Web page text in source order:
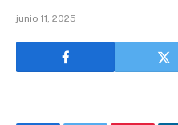
junio 11, 2025